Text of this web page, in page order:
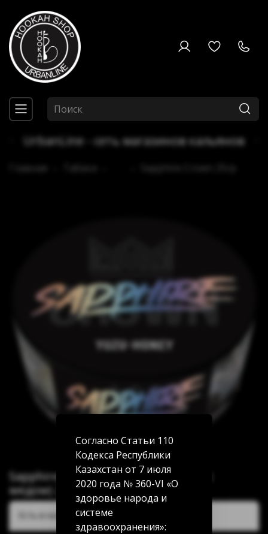
UrbanLine - сеть магазинов кальянов
Sapphire Crown Yuzu-honey (Юдзу с
медом) 25г
Есть в наличии:
Согласно Статьи 110
Кодекса Республики
Казахстан от 7 июля
2020 года № 360-VI «О
здоровье народа и
системе
здравоохранения»: